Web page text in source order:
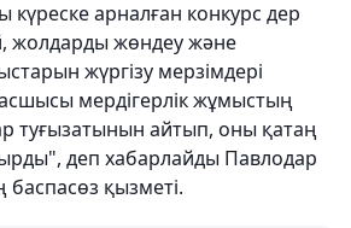
күреске арналған конкурс дер
жолдарды жөндеу және
жүргізу мерзімдері
мердігерлік жұмыстың
туғызатынын айтып, оны қатаң
деп хабарлайды Павлодар
баспасөз қызметі.